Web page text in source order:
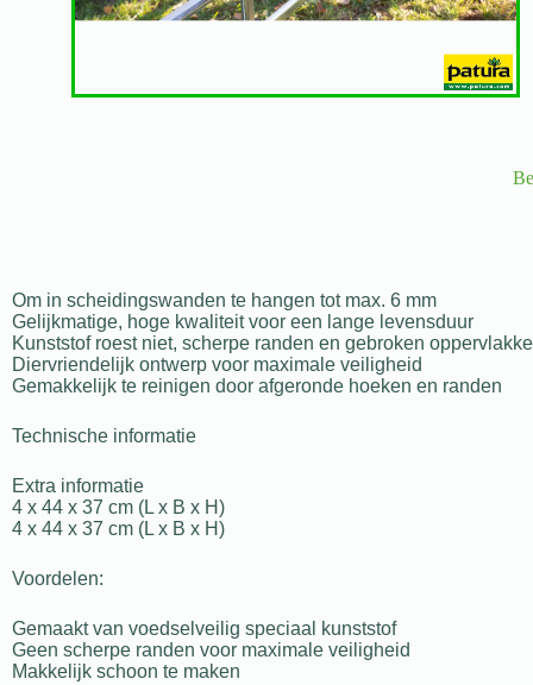
Om in scheidingswanden te hangen tot max. 6 mm
Gelijkmatige, hoge kwaliteit voor een lange levensduur
Kunststof roest niet, scherpe randen en gebroken
Diervriendelijk ontwerp voor maximale veiligheid
Gemakkelijk te reinigen door afgeronde hoeken en randen
Technische informatie
Extra informatie
4 x 44 x 37 cm (L x B x H)
4 x 44 x 37 cm (L x B x H)
Voordelen:
Gemaakt van voedselveilig speciaal kunststof
Geen scherpe randen voor maximale veiligheid
Makkelijk schoon te maken